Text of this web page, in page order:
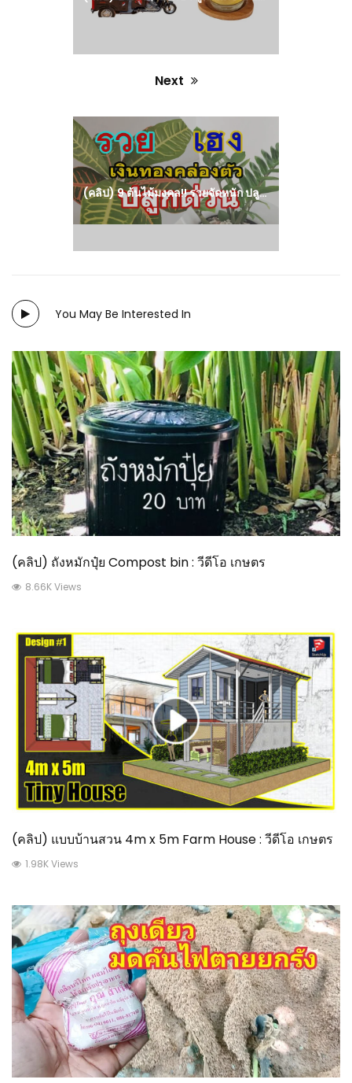
Next
post:
(คลิป) 9 ต้นไม้มงคล!! รวยจัดหนัก ปลูกแล้วรวย เพิ่มโชคลาภ เสริมดวงรับทรัพย์ ยิ่งปลูก ยิ่งรวย
You May Be Interested In
(คลิป) ถังหมักปุ๋ย Compost bin : วีดีโอ เกษตร
8.66K Views
(คลิป) แบบบ้านสวน 4m x 5m Farm House : วีดีโอ เกษตร
1.98K Views